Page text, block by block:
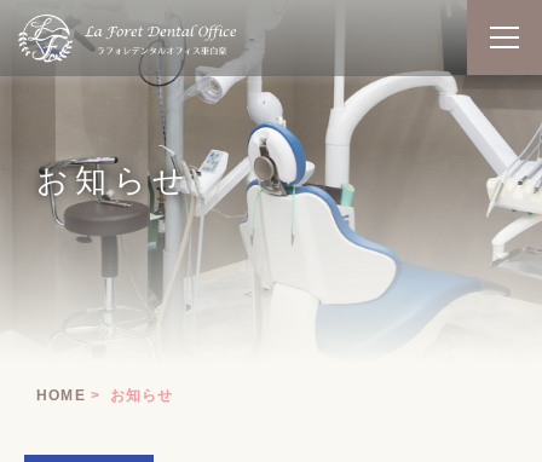
お知らせ
HOME お知らせ